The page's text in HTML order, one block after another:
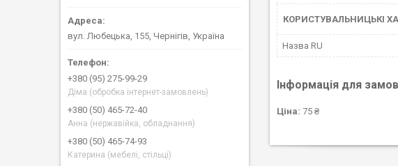
КОРИСТУВАЛЬНИЦЬКІ
Назва RU
Інформація для
Ціна: 75 ₴
вул. Любецька, 155, Чернігів, Україна
+380 (95) 275-99-29
Діма (обробка інтернет-замовлень)
+380 (50) 465-72-40
Анна (нержавійка, обладнання)
+380 (50) 465-74-93
Катерина (мебелі, стільці)